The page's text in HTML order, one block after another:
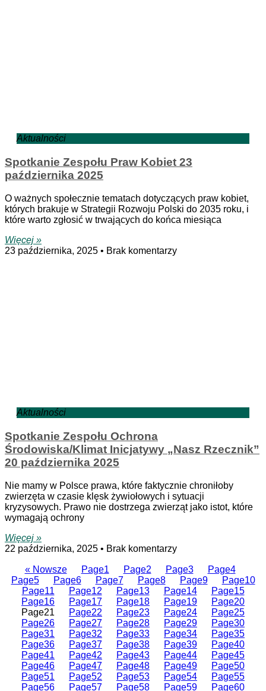
Aktualności
Spotkanie Zespołu Praw Kobiet 23
października 2025
O ważnych społecznie tematach dotyczących praw kobiet,
których brakuje w Strategii Rozwoju Polski do 2035 roku, i
które warto zgłosić w trwających do końca miesiąca
Więcej »
23 października, 2025
Brak komentarzy
Aktualności
Spotkanie Zespołu Ochrona
Środowiska/Klimat Inicjatywy „Nasz Rzecznik”
20 października 2025
Nie mamy w Polsce prawa, które faktycznie chroniłoby
zwierzęta w czasie klęsk żywiołowych i sytuacji
kryzysowych. Prawo nie dostrzega zwierząt jako istot, które
wymagają ochrony
Więcej »
22 października, 2025
Brak komentarzy
« Nowsze Page1 Page2 Page3 Page4
Page5 Page6 Page7 Page8 Page9 Page10
Page11 Page12 Page13 Page14 Page15
Page16 Page17 Page18 Page19 Page20
Page21 Page22 Page23 Page24 Page25
Page26 Page27 Page28 Page29 Page30
Page31 Page32 Page33 Page34 Page35
Page36 Page37 Page38 Page39 Page40
Page41 Page42 Page43 Page44 Page45
Page46 Page47 Page48 Page49 Page50
Page51 Page52 Page53 Page54 Page55
Page56 Page57 Page58 Page59 Page60